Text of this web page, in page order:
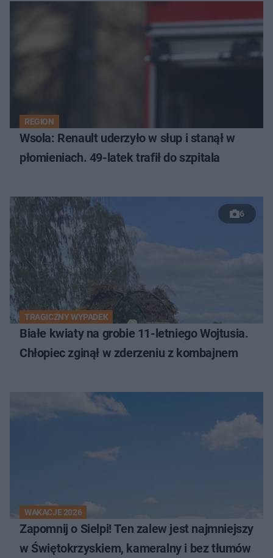
REGION
Wsola: Renault uderzyło w słup i stanął w
płomieniach. 49-latek trafił do szpitala
6
TRAGICZNY WYPADEK
Białe kwiaty na grobie 11-letniego Wojtusia.
Chłopiec zginął w zderzeniu z kombajnem
WAKACJE 2026
Zapomnij o Sielpi! Ten zalew jest najmniejszy
w Świętokrzyskiem, kameralny i bez tłumów